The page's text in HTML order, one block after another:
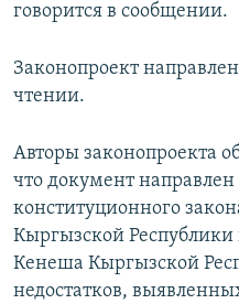
говорится в сообщении.
Законопроект
чтении.
Авторы законопроекта
что документ
конституционного
Кыргызской Республики
Кенеша Кыргызской
недостатков,